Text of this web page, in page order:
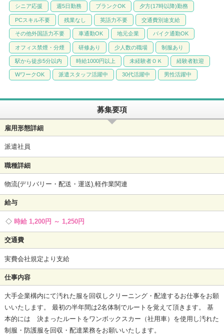
シニア応援 週5日勤務 ブランクOK 夕方(17時以降)勤務
PCスキル不要 残業なし 英語力不要 交通費別途支給
その他外国語力不要 車通勤OK 地元企業 バイク通勤OK
オフィス禁煙・分煙 研修あり 少人数の職場 制服あり
駅から徒歩5分以内 時給1000円以上 未経験者ＯＫ 経験者歓迎
WワークOK 派遣スタッフ活躍中 30代活躍中 男性活躍中
募集要項
雇用形態詳細
派遣社員
職種詳細
物流(デリバリー・配送・運送),軽作業関連
給与
時給 1,200円 ～ 1,250円
交通費
実費会社規定より支給
仕事内容
大手企業構内にて汚れた服を回収しクリーニング・配達するお仕事をお願
いいたします。 最初の半年間は2名体制でルートを覚えて頂きます。 基
本的には 決まったルートをワンボックスカー（社用車）を使用し汚れた
制服・防護服を回収・配達業務をお願いいたします。